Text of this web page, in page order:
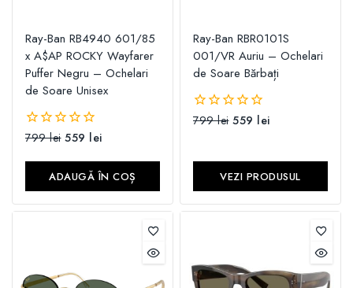
Ray-Ban RB4940 601/85
x A$AP ROCKY Wayfarer
Puffer Negru – Ochelari
de Soare Unisex
0
5
799lei 559 lei
ADAUGĂ ÎN COȘ
Ray-Ban RBR0101S
001/VR Auriu – Ochelari
de Soare Bărbați
0
799lei 559 lei
VEZI PRODUSUL